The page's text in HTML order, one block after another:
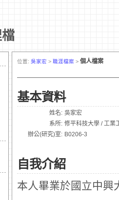
位置: 吳家宏 > 職涯檔案 > 個人檔案
基本資料
姓名: 吳家宏
系所: 修平科技大學 / 工業
辦公(研究)室: B0206-3
自我介紹
本人畢業於國立中興